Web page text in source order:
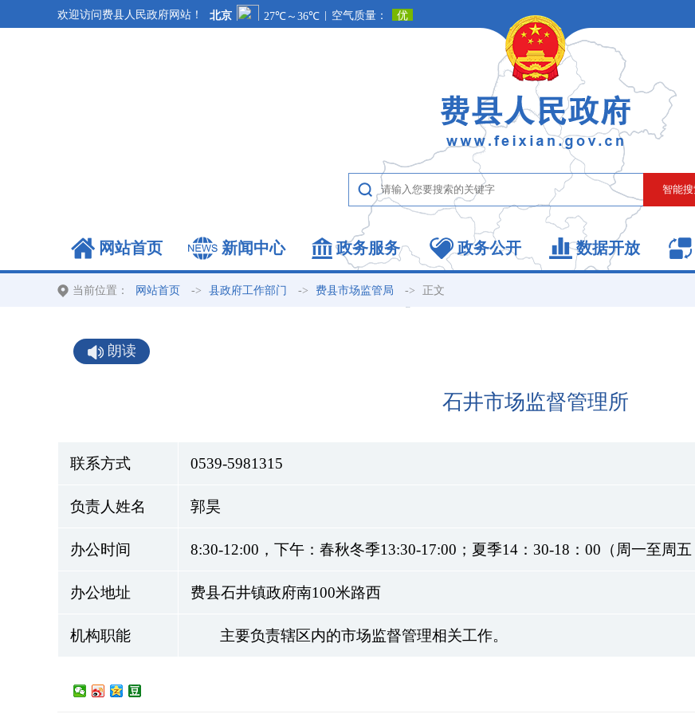
欢迎访问费县人民政府网站！
网站首页 新闻中心 政务服务 政务公开 数据开放
当前位置： 网站首页 -> 县政府工作部门 -> 费县市场监管局 -> 正文
朗读
石井市场监督管理所
联系方式 0539-5981315
负责人姓名 郭昊
办公时间 8:30-12:00，下午：春秋冬季13:30-17:00；夏季14：30-18：00（周一至周五
办公地址 费县石井镇政府南100米路西
机构职能 主要负责辖区内的市场监督管理相关工作。